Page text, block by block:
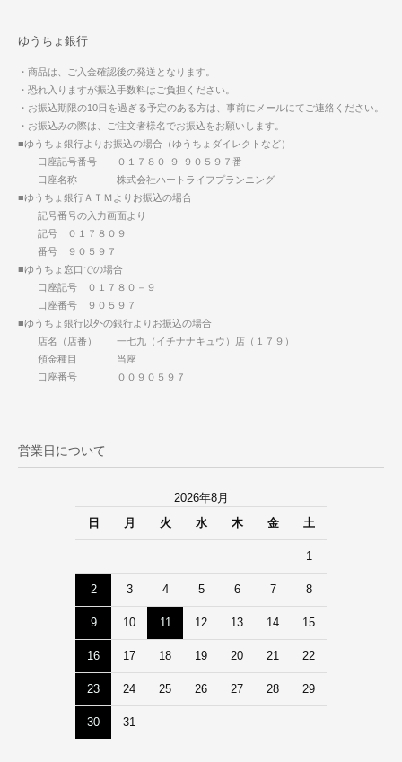
ゆうちょ銀行
・商品は、ご入金確認後の発送となります。
・恐れ入りますが振込手数料はご負担ください。
・お振込期限の10日を過ぎる予定のある方は、事前にメールにてご連絡ください。
・お振込みの際は、ご注文者様名でお振込をお願いします。
■ゆうちょ銀行よりお振込の場合（ゆうちょダイレクトなど）
口座記号番号 ０１７８０-９-９０５９７番
口座名称 株式会社ハートライフプランニング
■ゆうちょ銀行ＡＴＭよりお振込の場合
記号番号の入力画面より
記号 ０１７８０９
番号 ９０５９７
■ゆうちょ窓口での場合
口座記号 ０１７８０－９
口座番号 ９０５９７
■ゆうちょ銀行以外の銀行よりお振込の場合
店名（店番） 一七九（イチナナキュウ）店（１７９）
預金種目 当座
口座番号 ００９０５９７
営業日について
2026年8月
日
月 火 水 木 金 土
1
2 3 4 5 6 7 8
9 10 11 12 13 14 15
16 17 18 19 20 21 22
23 24 25 26 27 28 29
30 31